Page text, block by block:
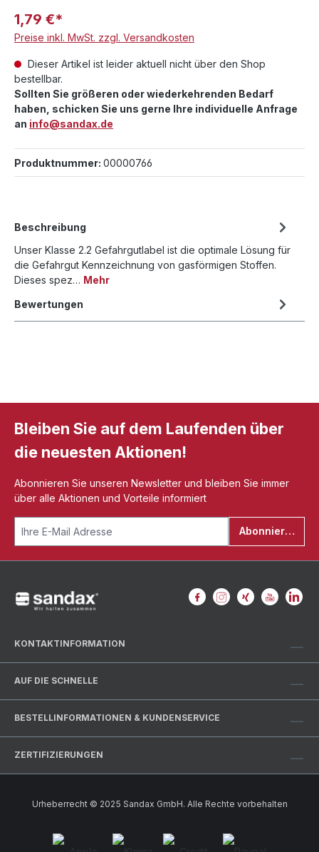
1,79 €*
Preise inkl. MwSt. zzgl. Versandkosten
Dieser Artikel ist leider aktuell nicht über den Shop
bestellbar.
Sollten Sie größeren oder wiederkehrenden Bedarf
haben, schicken Sie uns gerne Ihre individuelle Anfrage
an info@sandax.de
Produktnummer: 00000766
Beschreibung
Unser Klasse 2.2 Gefahrgutlabel ist die optimale Lösung für
die Gefahrgut Kennzeichnung von gasförmigen Stoffen.
Dieses spez… Mehr
Bewertungen
Bleiben Sie auf dem Laufenden über
die neuesten Aktionen!
Abonnieren Sie unseren Newsletter und bleiben Sie immer
über alle Aktionen und Vorteile informiert
Abonnieren
KONTAKTINFORMATION
AUF DIE SCHNELLE
BESTELLINFORMATIONEN & KUNDENSERVICE
ZERTIFIZIERUNGEN
Urheberrecht © 2025 Sandax GmbH. Alle Rechte vorbehalten